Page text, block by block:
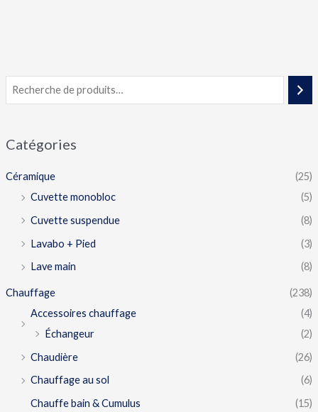
Catégories
Céramique
(25)
Cuvette monobloc
(5)
Cuvette suspendue
(8)
Lavabo + Pied
(3)
Lave main
(8)
Chauffage
(238)
Accessoires chauffage
(4)
Échangeur
(2)
Chaudière
(26)
Chauffage au sol
(6)
Chauffe bain & Cumulus
(15)